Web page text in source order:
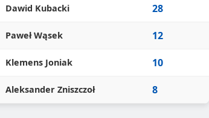
Dawid Kubacki 28
Paweł Wąsek 12
Klemens Joniak 10
Aleksander Zniszczoł 8